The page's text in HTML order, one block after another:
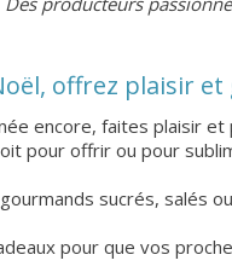
offrez plaisir
encore, faites plaisir
pour offrir ou pour
sucrés, salés
pour que vos